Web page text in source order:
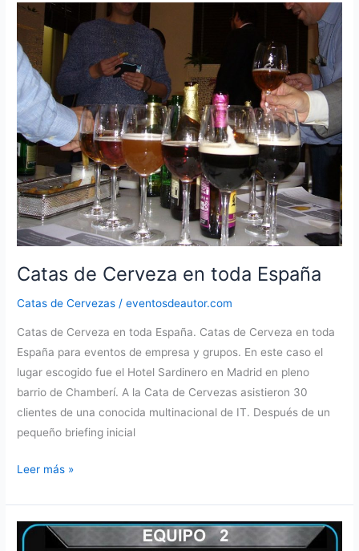
para
eventos
Catas de Cerveza en toda España
Catas de Cervezas /eventosdeautor.com
Catas de Cerveza en toda España. Catas de Cerveza en toda
España para eventos de empresa y grupos. En este caso el
lugar escogido fue el Hotel Sardinero en Madrid en pleno
barrio de Chamberí. A la Cata de Cervezas asistieron 30
clientes de una conocida multinacional de IT. Después de un
pequeño briefing inicial
Catas
Cerveza
en
Leer más »